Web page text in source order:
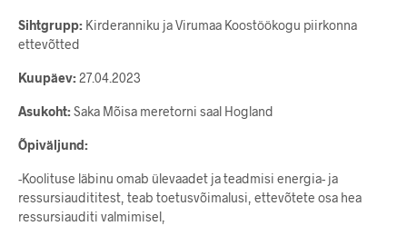
Sihtgrupp: Kirderanniku ja Virumaa Koostöökogu piirkonna
ettevõtted
Kuupäev:27.04.2023
Asukoht:Saka Mõisa meretorni saal Hogland
Õpiväljund:
-Koolituse läbinu omab ülevaadet ja teadmisi energia- ja
ressursiaudititest, teab toetusvõimalusi, ettevõtete osa hea
ressursiauditi valmimisel,